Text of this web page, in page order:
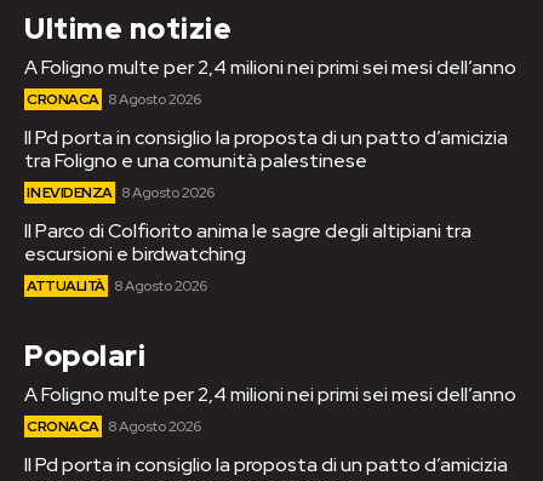
Ultime notizie
A Foligno multe per 2,4 milioni nei primi sei mesi dell’anno
CRONACA 8 Agosto 2026
Il Pd porta in consiglio la proposta di un patto d’amicizia
tra Foligno e una comunità palestinese
IN EVIDENZA 8 Agosto 2026
Il Parco di Colfiorito anima le sagre degli altipiani tra
escursioni e birdwatching
ATTUALITÀ 8 Agosto 2026
Popolari
A Foligno multe per 2,4 milioni nei primi sei mesi dell’anno
CRONACA 8 Agosto 2026
Il Pd porta in consiglio la proposta di un patto d’amicizia